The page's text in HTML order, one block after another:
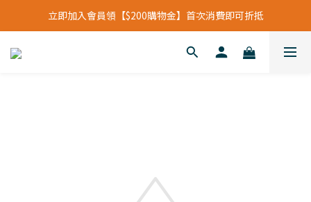
立即加入會員領【$200購物金】首次消費即可折抵
立即加入會員領【$200購物金】首次消費即可折抵
會員福利新升級⁺紅利點數【1點折抵現金$1元】